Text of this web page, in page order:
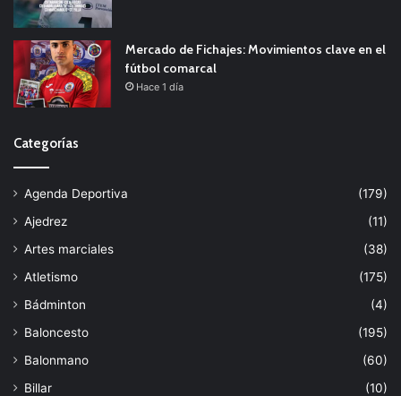
Mercado de Fichajes: Movimientos clave en el
fútbol comarcal
Hace 1 día
Categorías
Agenda Deportiva
(179)
Ajedrez
(11)
Artes marciales
(38)
Atletismo
(175)
Bádminton
(4)
Baloncesto
(195)
Balonmano
(60)
Billar
(10)